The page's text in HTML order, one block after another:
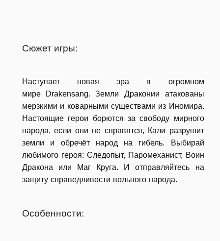
Сюжет игры:
Наступает новая эра в огромном
мире
Drakensang. Земли Драконии атакованы
мерзкими и коварными существами из Иномира.
Настоящие герои борются за свободу мирного
народа, если они не справятся, Кали разрушит
земли и обречёт народ на гибель. Выбирай
любимого героя: Следопыт, Паромеханист, Воин
Дракона или Маг Круга. И отправляйтесь на
защиту справедливости вольного народа.
Особенности: